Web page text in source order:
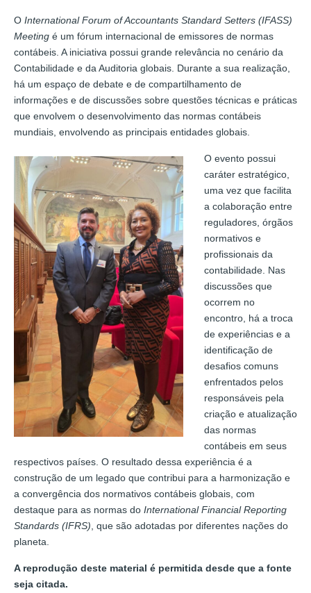
O International Forum of Accountants Standard Setters (IFASS)
Meeting é um fórum internacional de emissores de normas
contábeis. A iniciativa possui grande relevância no cenário da
Contabilidade e da Auditoria globais. Durante a sua realização,
há um espaço de debate e de compartilhamento de
informações e de discussões sobre questões técnicas e práticas
que envolvem o desenvolvimento das normas contábeis
mundiais, envolvendo as principais entidades globais.
O evento possui
caráter estratégico,
uma vez que facilita
a colaboração entre
reguladores, órgãos
normativos e
profissionais da
contabilidade. Nas
discussões que
ocorrem no
encontro, há a troca
de experiências e a
identificação de
desafios comuns
enfrentados pelos
responsáveis pela
criação e atualização
das normas
contábeis em seus
respectivos países. O resultado dessa experiência é a
construção de um legado que contribui para a harmonização e
a convergência dos normativos contábeis globais, com
destaque para as normas do International Financial Reporting
Standards (IFRS) , que são adotadas por diferentes nações do
planeta.
A reprodução deste material é permitida desde que a fonte
seja citada.